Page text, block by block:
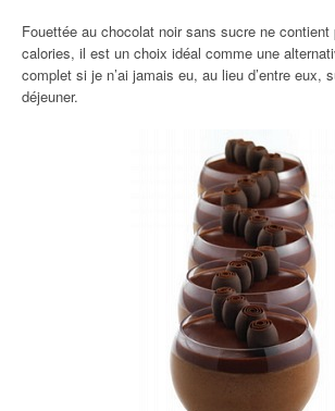
Fouettée au chocolat noir sans sucre ne contient
calories, il est un choix idéal comme une
complet si je n’ai jamais eu, au lieu d’entre eux,
déjeuner.